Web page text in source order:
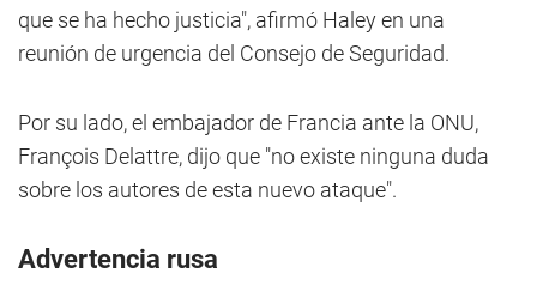
que se ha hecho justicia", afirmó Haley en una
reunión de urgencia del Consejo de Seguridad.
Por su lado, el embajador de Francia ante la ONU,
François Delattre, dijo que "no existe ninguna duda
sobre los autores de esta nuevo ataque".
Advertencia rusa